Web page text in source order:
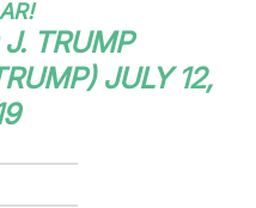
TRUMP
JULY 12,